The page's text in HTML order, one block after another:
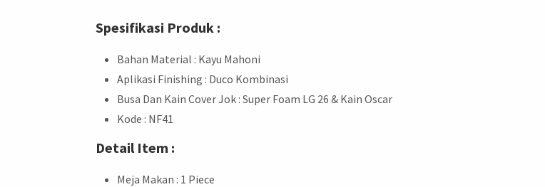
Spesifikasi Produk :
Bahan Material : Kayu Mahoni
Aplikasi Finishing : Duco Kombinasi
Busa Dan Kain Cover Jok : Super Foam LG 26 & Kain Oscar
Kode : NF41
Detail Item :
Meja Makan : 1 Piece